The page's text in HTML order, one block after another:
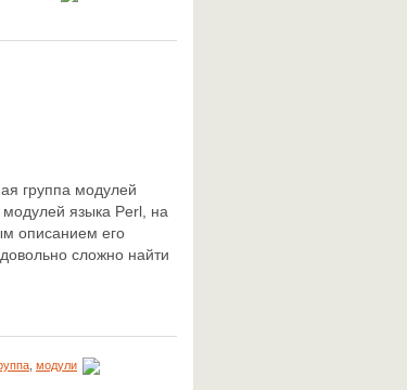
группа модулей
языка Perl, на
описанием его
сложно найти
модули